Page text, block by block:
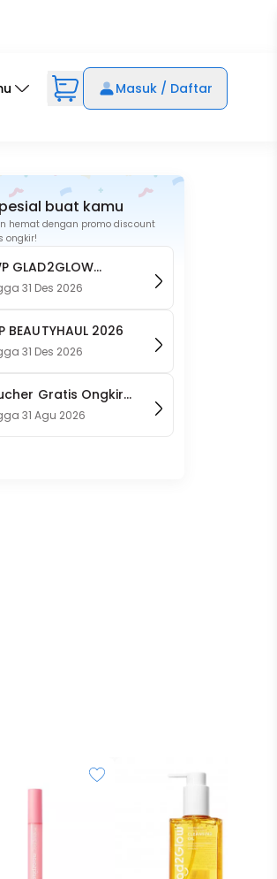
Masuk / Daftar
buat kamu
hemat dengan promo discount
ongkir!
GLAD2GLOW
Blossom 230ml
31 Des 2026
BEAUTYHAUL 2026
31 Des 2026
Gratis Ongkir
(Only on Website)
31 Agu 2026